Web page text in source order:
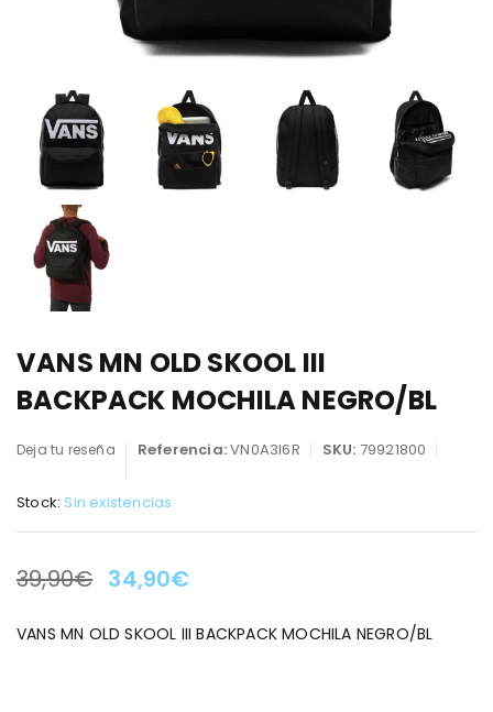
VANS MN OLD SKOOL III
BACKPACK MOCHILA NEGRO/BL
Deja tu reseña Referencia:VN0A3I6R SKU: 79921800
Stock: Sin existencias
LA OFERTA TERMINA EN:
39,90€ 34,90€
VANS MN OLD SKOOL III BACKPACK MOCHILA NEGRO/BL